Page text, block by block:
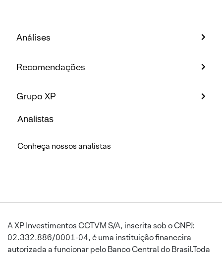
Análises
Recomendações
Grupo XP
Analistas
Conheça nossos analistas
A XP Investimentos CCTVM S/A, inscrita sob o CNPJ:
02.332.886/0001-04, é uma instituição financeira
autorizada a funcionar pelo Banco Central do Brasil.Toda